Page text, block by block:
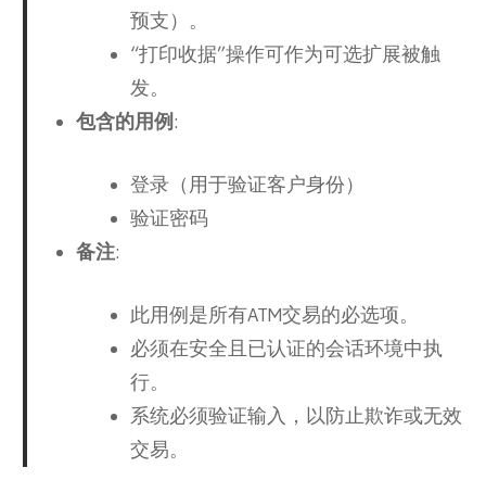
预支）。
“打印收据”操作可作为可选扩展被触
发。
包含的用例:
登录（用于验证客户身份）
验证密码
备注:
此用例是所有ATM交易的必选项。
必须在安全且已认证的会话环境中执
行。
系统必须验证输入，以防止欺诈或无效
交易。